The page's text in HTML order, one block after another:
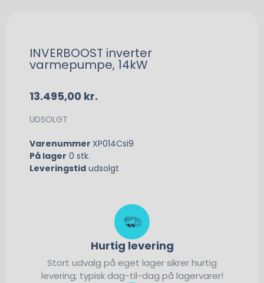
INVERBOOST inverter
varmepumpe, 14kW
13.495,00 kr.
UDSOLGT
Varenummer XP014Csi9
På lager 0 stk.
Leveringstid udsolgt
Hurtig levering
Stort udvalg på eget lager sikrer hurtig
levering; typisk dag-til-dag på lagervarer!